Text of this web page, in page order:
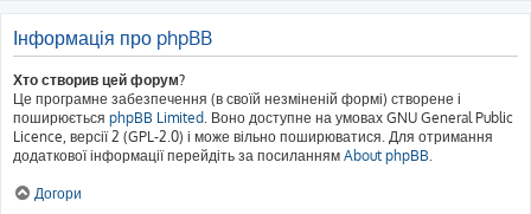
Інформація про phpBB
Хто створив цей форум?
Це програмне забезпечення (в своїй незміненій формі) створене і
поширюється phpBB Limited. Воно доступне на умовах GNU General Public
Licence, версії 2 (GPL-2.0) і може вільно поширюватися. Для отримання
додаткової інформації перейдіть за посиланням About phpBB.
Догори